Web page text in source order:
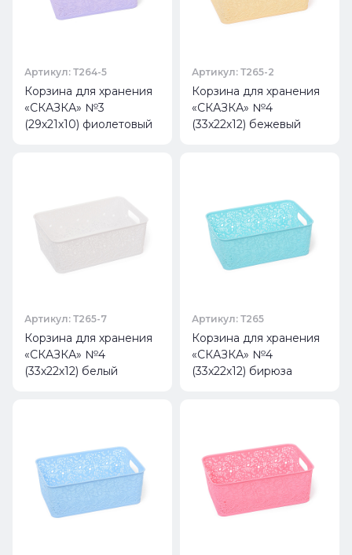
Артикул: Т264-5
Корзина для хранения
«СКАЗКА» №3
(29х21х10) фиолетовый
Артикул: Т265-2
Корзина для хранения
«СКАЗКА» №4
(33х22х12) бежевый
Артикул: Т265-7
Корзина для хранения
«СКАЗКА» №4
(33х22х12) белый
Артикул: Т265
Корзина для хранения
«СКАЗКА» №4
(33х22х12) бирюза